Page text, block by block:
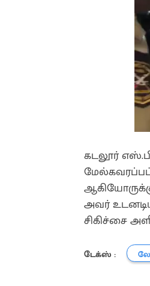
கடலூர்
அவர்
சிகிச்சை
டேக்ஸ் :